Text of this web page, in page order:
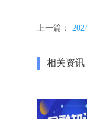
上一篇：
相关资讯